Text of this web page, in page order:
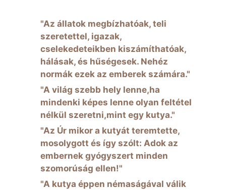
"Az állatok megbízhatóak, teli
szeretettel, igazak,
cselekedeteikben kiszámíthatóak,
hálásak, és hűségesek. Nehéz
normák ezek az emberek számára."
"A világ szebb hely lenne,ha
mindenki képes lenne olyan feltétel
nélkül szeretni,mint egy kutya."
"Az Úr mikor a kutyát teremtette,
mosolygott és így szólt: Adok az
embernek gyógyszert minden
szomorúság ellen!"
"A kutya éppen némaságával válik